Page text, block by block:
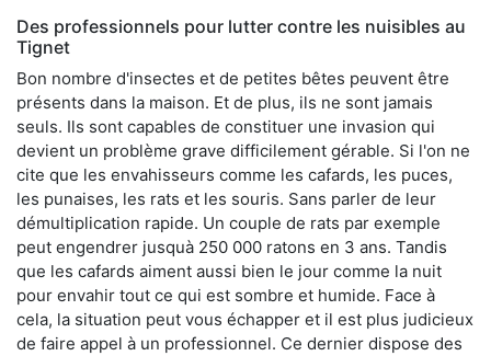
Des professionnels pour lutter contre les nuisibles au
Tignet
Bon nombre d'insectes et de petites bêtes peuvent être
présents dans la maison. Et de plus, ils ne sont jamais
seuls. Ils sont capables de constituer une invasion qui
devient un problème grave difficilement gérable. Si l'on ne
cite que les envahisseurs comme les cafards, les puces,
les punaises, les rats et les souris. Sans parler de leur
démultiplication rapide. Un couple de rats par exemple
peut engendrer jusquà 250 000 ratons en 3 ans. Tandis
que les cafards aiment aussi bien le jour comme la nuit
pour envahir tout ce qui est sombre et humide. Face à
cela, la situation peut vous échapper et il est plus judicieux
de faire appel à un professionnel. Ce dernier dispose des